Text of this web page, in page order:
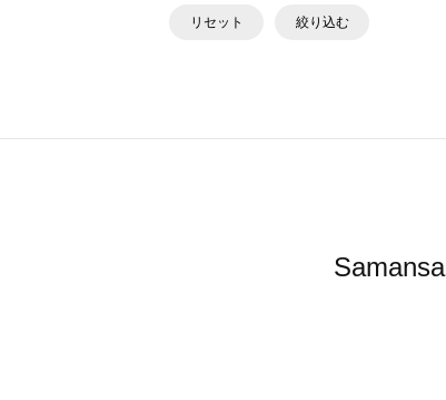
リセット 絞り込む